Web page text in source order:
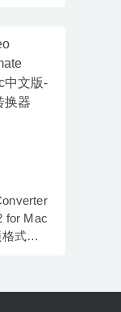
for Mac
式转